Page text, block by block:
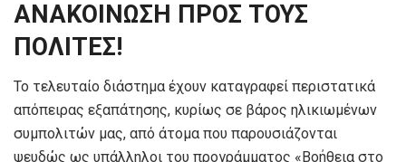
ΑΝΑΚΟΙΝΩΣΗ ΠΡΟΣ ΤΟΥΣ
ΠΟΛΙΤΕΣ!
Το τελευταίο διάστημα έχουν καταγραφεί περιστατικά
απόπειρας εξαπάτησης, κυρίως σε βάρος ηλικιωμένων
συμπολιτών μας, από άτομα που παρουσιάζονται
ψευδώς ως υπάλληλοι του προγράμματος «Βοήθεια στο